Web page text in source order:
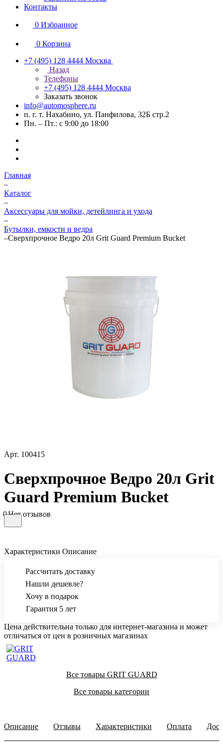
Контакты
0 Избранное
0 Корзина
+7 (495) 128 4444 Москва
Назад
Телефоны
+7 (495) 128 4444 Москва
Заказать звонок
info@automosphere.ru
п. г. т. Нахабино, ул. Панфилова, 32Б стр.2
Пн. – Пт.: с 9:00 до 18:00
Главная
–
Каталог
–
Аксессуары для мойки, детейлинга и ухода
–
Бутылки, емкости и ведра
–Сверхпрочное Ведро 20л Grit Guard Premium Bucket
Арт. 100415
Сверхпрочное Ведро 20л Grit
Guard Premium Bucket
0Нет отзывов
Характеристики Описание
Рассчитать доставку
Нашли дешевле?
Хочу в подарок
Гарантия 5 лет
Цена действительна только для интернет-магазина и может
отличаться от цен в розничных магазинах
Все товары GRIT GUARD
Все товары категории
Описание Отзывы Характеристики Оплата